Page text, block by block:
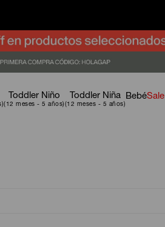
Toddler Niño Toddler Niña BebéSale